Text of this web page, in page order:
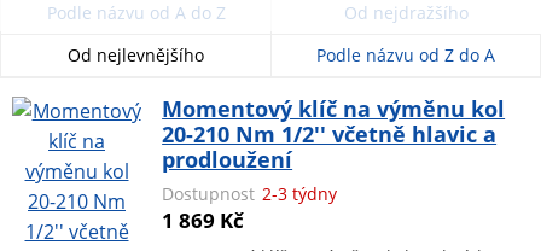
Podle názvu od A do Z
Od nejdražšího
Od nejlevnějšího
Podle názvu od Z do A
Momentový klíč na výměnu kol
20-210 Nm 1/2'' včetně hlavic a
prodloužení
Dostupnost 2-3 týdny
1 869 Kč